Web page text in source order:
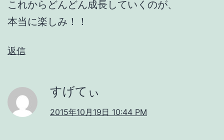
これからどんどん成長していくのが、
本当に楽しみ！！
返信
すげてぃ
2015年10月19日 10:44 PM